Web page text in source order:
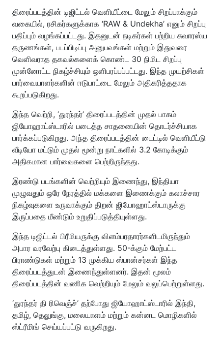
திரைப்படத்தின் டிஜிட்டல் வெளியீட்டை மேலும் சிறப்பாக்கும்
வகையில், ரசிகர்களுக்காக ‘RAW & Undekha’ எனும் சிறப்பு
பதிப்பும் வழங்கப்பட்டது. இதனுடன் நடிகர்கள் பற்றிய சுவாரஸ்ய
தருணங்கள், படப்பிடிப்பு அனுபவங்கள் மற்றும் இதுவரை
வெளிவராத தகவல்களைக் கொண்ட 30 நிமிட சிறப்பு
முன்னோட்ட நிகழ்ச்சியும் ஒளிபரப்பப்பட்டது. இந்த முயற்சிகள்
பார்வையாளர்களின் ஈடுபாட்டை மேலும் அதிகரித்ததாக
கூறப்படுகிறது.
இந்த வெற்றி, ‘துரந்தர்’ திரைப்படத்தின் முதல் பாகம்
ஜியோஹாட்ஸ்டாரில் படைத்த சாதனையின் தொடர்ச்சியாக
பார்க்கப்படுகிறது. அந்த திரைப்படத்தின் டைட்டில் வெளியீட்டு
வீடியோ மட்டும் முதல் மூன்று நாட்களில் 3.2 கோடிக்கும்
அதிகமான பார்வைகளை பெற்றிருந்தது.
இரண்டு படங்களின் வெற்றியும் இணைந்து, இந்தியா
முழுவதும் ஒரே நேரத்தில் மக்களை இணைக்கும் கலாச்சார
நிகழ்வுகளை உருவாக்கும் திறன் ஜியோஹாட்ஸ்டாருக்கு
இருப்பதை மீண்டும் உறுதிப்படுத்தியுள்ளது.
இந்த டிஜிட்டல் பிரீமியருக்கு விளம்பரதாரர்களிடமிருந்தும்
அபார வரவேற்பு கிடைத்துள்ளது. 50-க்கும் மேற்பட்ட
பிராண்டுகள் மற்றும் 13 முக்கிய ஸ்பான்சர்கள் இந்த
திரைப்படத்துடன் இணைந்துள்ளனர். இதன் மூலம்
திரைப்படத்தின் வணிக வெற்றியும் மேலும் வலுப்பெற்றுள்ளது.
‘துரந்தர் தி ரிவெஞ்ச்’ தற்போது ஜியோஹாட்ஸ்டாரில் இந்தி,
தமிழ், தெலுங்கு, மலையாளம் மற்றும் கன்னட மொழிகளில்
ஸ்ட்ரீமிங் செய்யப்பட்டு வருகிறது.